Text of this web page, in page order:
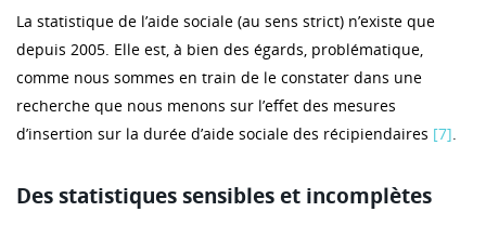
La statistique de l’aide sociale (au sens strict) n’existe que
depuis 2005. Elle est, à bien des égards, problématique,
comme nous sommes en train de le constater dans une
recherche que nous menons sur l’effet des mesures
d’insertion sur la durée d’aide sociale des récipiendaires [7].
Des statistiques sensibles et incomplètes